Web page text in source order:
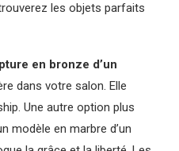
les objets parfaits
en bronze d’un
dans votre salon. Elle
Une autre option plus
modèle en marbre d’un